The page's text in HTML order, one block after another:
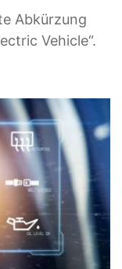
Abkürzung
Vehicle“.